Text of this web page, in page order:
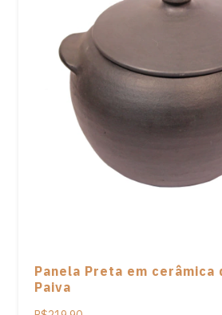
Panela Preta em cerâmica
Paiva